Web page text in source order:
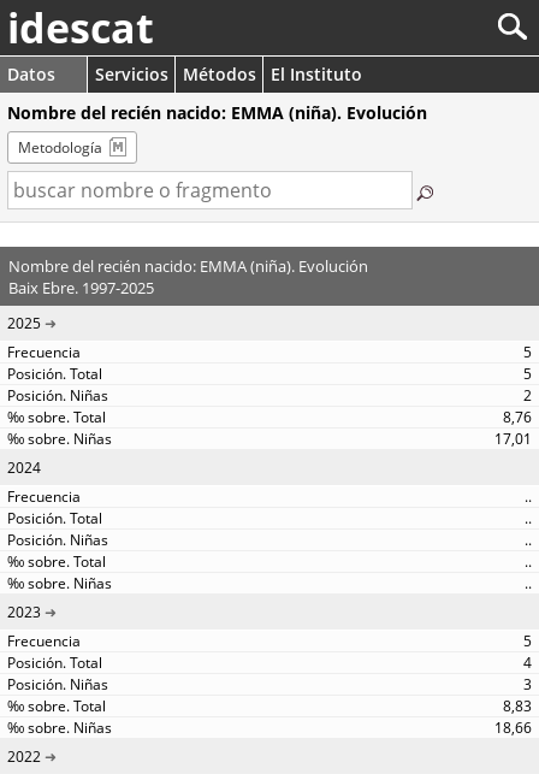
idescat
Datos Servicios Métodos
El Instituto
Nombre del recién nacido: EMMA (niña). Evolución
Metodología
Nombre del recién nacido: EMMA (niña). Evolución
Baix Ebre. 1997-2025
2025
5
5
2
8,76
17,01
2024
..
..
..
..
..
2023
5
4
3
8,83
18,66
2022